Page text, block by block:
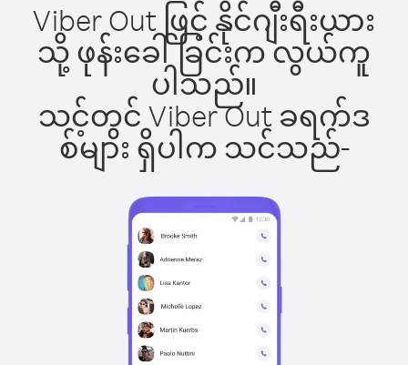
Viber Out ဖြင့် နိုင်ဂျီးရီးယား
သို့ ဖုန်းခေါ်ခြင်းက လွယ်ကူ
ပါသည်။
သင့်တွင် Viber Out ခရက်ဒ
စ်များ ရှိပါက သင်သည်-